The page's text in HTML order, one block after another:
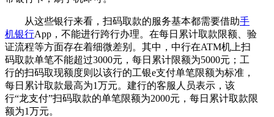
从这些银行来看，扫码取款的服务基本都需要借助手
机银行App，不能进行跨行办理。在每日累计取款限额、验
证流程等方面存在着细微差别。其中，中行在ATM机上扫
码取款单笔不能超过3000元，每日累计限额为5000元；工
行的扫码取现额度则以该行的工银e支付单笔限额为标准，
每日累计取款最高为1万元。建行的客服人员表示，该
行“龙支付”扫码取款的单笔限额为2000元，每日累计取款限
额为1万元。